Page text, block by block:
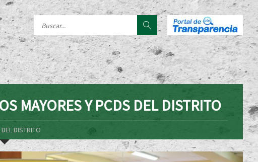
MAYORES Y PCDS DEL DISTRITO
DISTRITO